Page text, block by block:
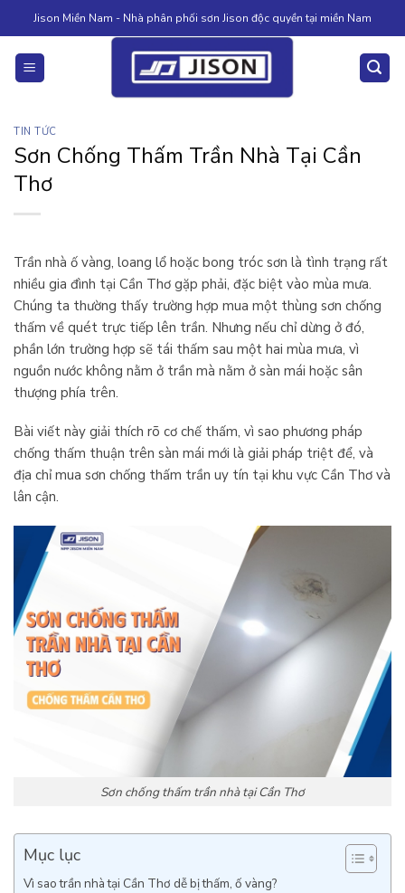
to
content
Jison Miền Nam - Nhà phân phối sơn Jison độc quyền tại miền Nam
TIN TỨC
Sơn Chống Thấm Trần Nhà Tại Cần
Thơ
Trần nhà ố vàng, loang lổ hoặc bong tróc sơn là tình trạng rất
nhiều gia đình tại Cần Thơ gặp phải, đặc biệt vào mùa mưa.
Chúng ta thường thấy trường hợp mua một thùng sơn chống
thấm về quét trực tiếp lên trần. Nhưng nếu chỉ dừng ở đó,
phần lớn trường hợp sẽ tái thấm sau một hai mùa mưa, vì
nguồn nước không nằm ở trần mà nằm ở sàn mái hoặc sân
thượng phía trên.
Bài viết này giải thích rõ cơ chế thấm, vì sao phương pháp
chống thấm thuận trên sàn mái mới là giải pháp triệt để, và
địa chỉ mua sơn chống thấm trần uy tín tại khu vực Cần Thơ và
lân cận.
Sơn chống thấm trần nhà tại Cần Thơ
Mục lục
Vì sao trần nhà tại Cần Thơ dễ bị thấm, ố vàng?